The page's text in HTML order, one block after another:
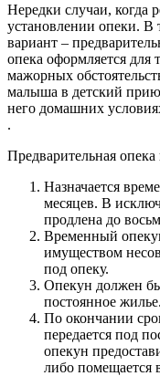
Нередки случаи, когда
установлении опеки. В
вариант –
опека оформляется для
мажорных
малыша в детский
него домашних
.
Предварительная
Назначается
месяцев. В
продлена до
Временный
имуществом
под опеку.
Опекун должен
постоянное жилье.
По окончании
передается под
опекун
либо помещается